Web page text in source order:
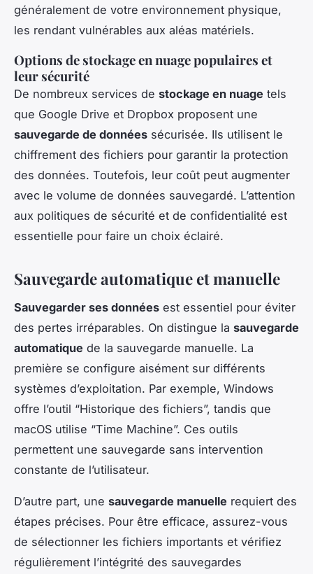
généralement de votre environnement physique,
les rendant vulnérables aux aléas matériels.
Options de stockage en nuage populaires et
leur sécurité
De nombreux services de stockage en nuage tels
que Google Drive et Dropbox proposent une
sauvegarde de données sécurisée. Ils utilisent le
chiffrement des fichiers pour garantir la protection
des données. Toutefois, leur coût peut augmenter
avec le volume de données sauvegardé. L’attention
aux politiques de sécurité et de confidentialité est
essentielle pour faire un choix éclairé.
Sauvegarde automatique et manuelle
Sauvegarder ses données est essentiel pour éviter
des pertes irréparables. On distingue la sauvegarde
automatique de la sauvegarde manuelle. La
première se configure aisément sur différents
systèmes d’exploitation. Par exemple, Windows
offre l’outil “Historique des fichiers”, tandis que
macOS utilise “Time Machine”. Ces outils
permettent une sauvegarde sans intervention
constante de l’utilisateur.
D’autre part, une sauvegarde manuelle requiert des
étapes précises. Pour être efficace, assurez-vous
de sélectionner les fichiers importants et vérifiez
régulièrement l’intégrité des sauvegardes